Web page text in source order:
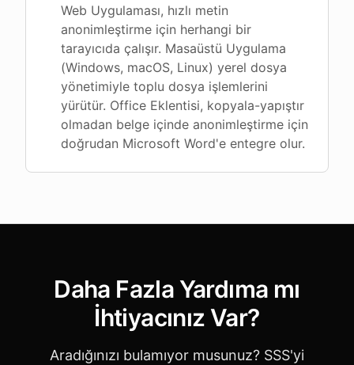
Web Uygulaması, hızlı metin
anonimleştirme için herhangi bir
tarayıcıda çalışır. Masaüstü Uygulama
(Windows, macOS, Linux) yerel dosya
yönetimiyle toplu dosya işlemlerini
yürütür. Office Eklentisi, kopyala-yapıştır
olmadan belge içinde anonimleştirme için
doğrudan Microsoft Word'e entegre olur.
Daha Fazla Yardıma mı
İhtiyacınız Var?
Aradığınızı bulamıyor musunuz? SSS'yi